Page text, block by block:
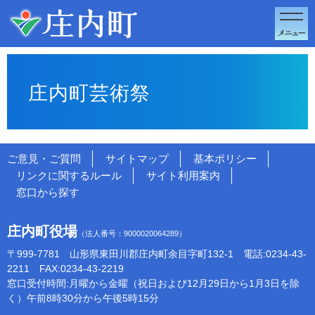
このページの本文へ移動
庄内町芸術祭
ご意見・ご質問 サイトマップ
基本ポリシー
リンクに関するルール
サイト利用案内
窓口から探す
庄内町役場（法人番号：9000020064289）
〒999-7781 山形県東田川郡庄内町余目字町132-1 電話:0234-43-
2211 FAX:0234-43-2219
窓口受付時間:月曜から金曜（祝日および12月29日から1月3日を除
く）午前8時30分から午後5時15分